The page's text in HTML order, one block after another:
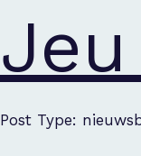
Post Type: